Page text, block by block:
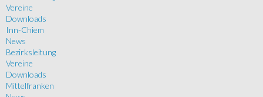
Vereine
Downloads
Inn-Chiem
News
Bezirksleitung
Vereine
Downloads
Mittelfranken